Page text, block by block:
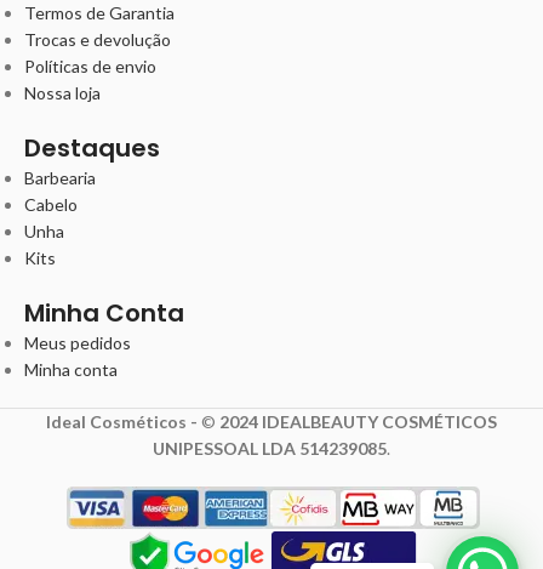
Termos de Garantia
Trocas e devolução
Políticas de envio
Nossa loja
Destaques
Barbearia
Cabelo
Unha
Kits
Minha Conta
Meus pedidos
Minha conta
Ideal Cosméticos - © 2024 IDEALBEAUTY COSMÉTICOS
UNIPESSOAL LDA 514239085.